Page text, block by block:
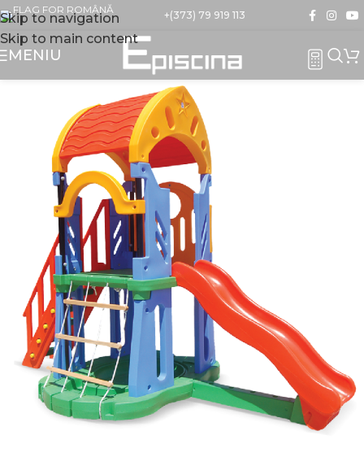
Skip to navigation
Skip to main content
+(373) 79 919 113
MENIU